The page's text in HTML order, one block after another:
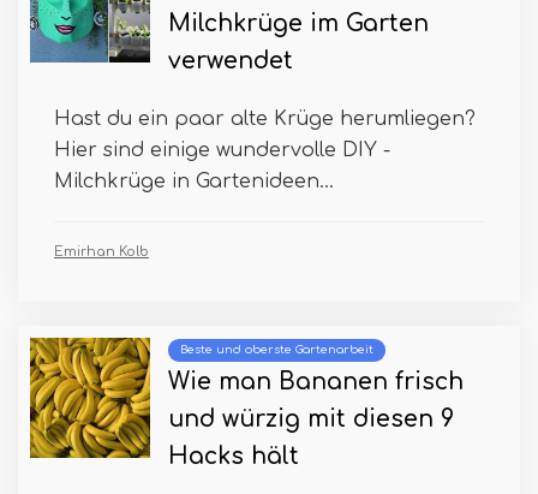
Milchkrüge im Garten
verwendet
Hast du ein paar alte Krüge herumliegen?
Hier sind einige wundervolle DIY -
Milchkrüge in Gartenideen...
Emirhan Kolb
Beste und oberste Gartenarbeit
Wie man Bananen frisch
und würzig mit diesen 9
Hacks hält